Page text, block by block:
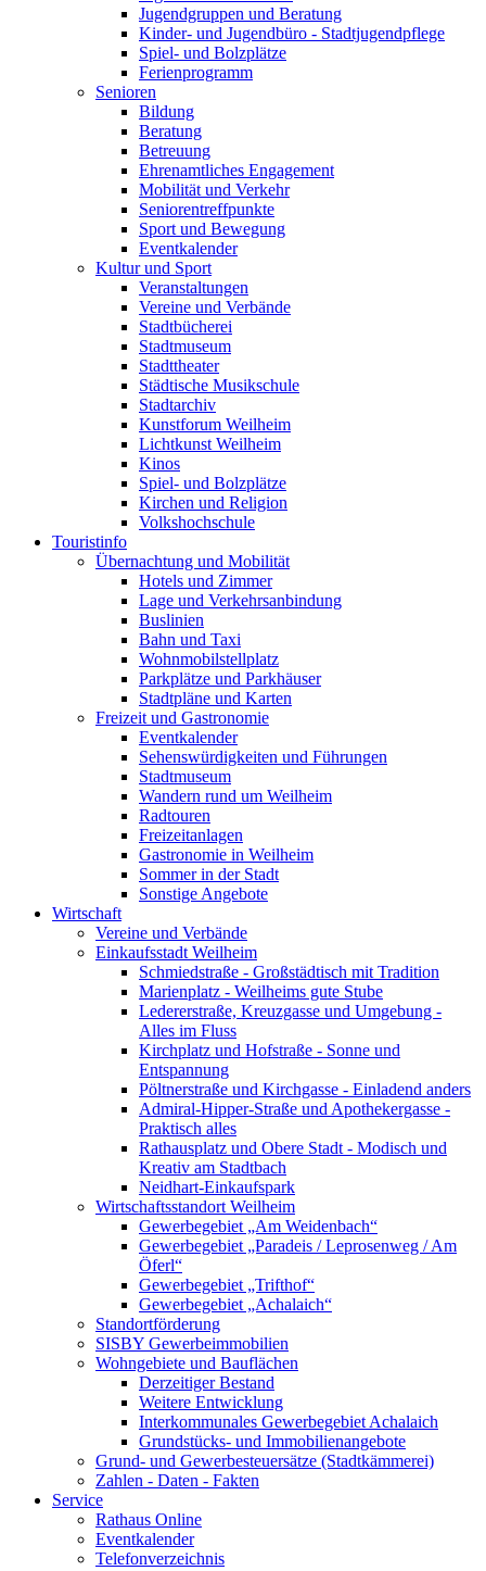
Jugendgruppen und Beratung
Kinder- und Jugendbüro - Stadtjugendpflege
Spiel- und Bolzplätze
Ferienprogramm
Senioren
Bildung
Beratung
Betreuung
Ehrenamtliches Engagement
Mobilität und Verkehr
Seniorentreffpunkte
Sport und Bewegung
Eventkalender
Kultur und Sport
Veranstaltungen
Vereine und Verbände
Stadtbücherei
Stadtmuseum
Stadttheater
Städtische Musikschule
Stadtarchiv
Kunstforum Weilheim
Lichtkunst Weilheim
Kinos
Spiel- und Bolzplätze
Kirchen und Religion
Volkshochschule
Touristinfo
Übernachtung und Mobilität
Hotels und Zimmer
Lage und Verkehrsanbindung
Buslinien
Bahn und Taxi
Wohnmobilstellplatz
Parkplätze und Parkhäuser
Stadtpläne und Karten
Freizeit und Gastronomie
Eventkalender
Sehenswürdigkeiten und Führungen
Stadtmuseum
Wandern rund um Weilheim
Radtouren
Freizeitanlagen
Gastronomie in Weilheim
Sommer in der Stadt
Sonstige Angebote
Wirtschaft
Vereine und Verbände
Einkaufsstadt Weilheim
Schmiedstraße - Großstädtisch mit Tradition
Marienplatz - Weilheims gute Stube
Ledererstraße, Kreuzgasse und Umgebung -
Alles im Fluss
Kirchplatz und Hofstraße - Sonne und
Entspannung
Pöltnerstraße und Kirchgasse - Einladend anders
Admiral-Hipper-Straße und Apothekergasse -
Praktisch alles
Rathausplatz und Obere Stadt - Modisch und
Kreativ am Stadtbach
Neidhart-Einkaufspark
Wirtschaftsstandort Weilheim
Gewerbegebiet „Am Weidenbach“
Gewerbegebiet „Paradeis / Leprosenweg / Am
Öferl“
Gewerbegebiet „Trifthof“
Gewerbegebiet „Achalaich“
Standortförderung
SISBY Gewerbeimmobilien
Wohngebiete und Bauflächen
Derzeitiger Bestand
Weitere Entwicklung
Interkommunales Gewerbegebiet Achalaich
Grundstücks- und Immobilienangebote
Grund- und Gewerbesteuersätze (Stadtkämmerei)
Zahlen - Daten - Fakten
Service
Rathaus Online
Eventkalender
Telefonverzeichnis